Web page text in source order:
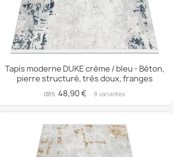
Tapis moderne DUKE crème / bleu - Béton,
pierre structuré, très doux, franges
dès 48,90 € · 8 variantes